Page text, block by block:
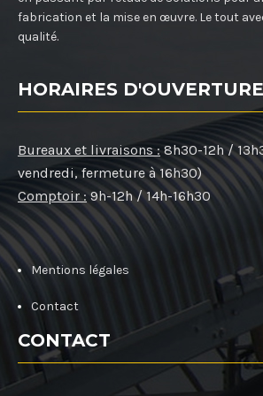
fabrication et la mise en œuvre. Le tout
qualité.
HORAIRES D'OUVERTURE
Bureaux et livraisons : 8h30-12h /
vendredi, fermeture à 16h30)
Comptoir : 9h-12h / 14h-16h30
Mentions légales
Contact
CONTACT